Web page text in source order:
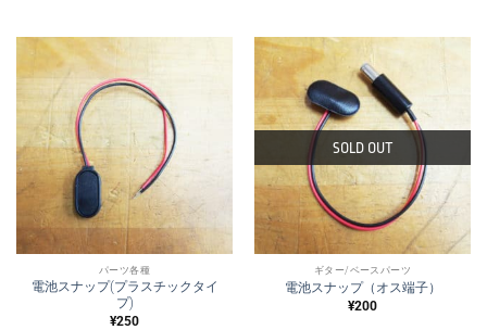
パーツ各種
電池スナップ(プラスチックタイ
プ)
¥250
SOLD OUT
ギター/ベースパーツ
電池スナップ（オス端子）
¥200